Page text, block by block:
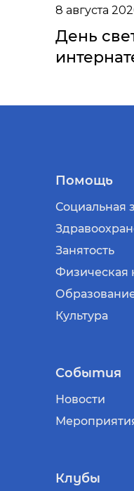
8 августа
День
Помощь
Социальная
Занятость
Физическая
Культура
События
Новости
Клубы